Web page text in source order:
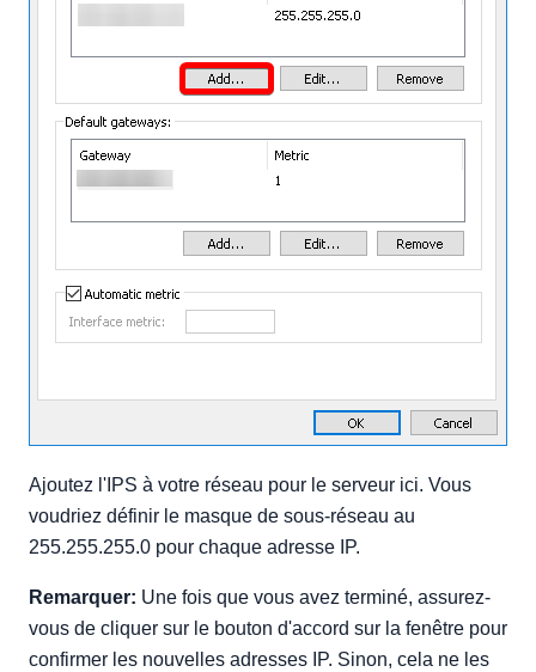
Ajoutez l'IPS à votre réseau pour le serveur ici. Vous
voudriez définir le masque de sous-réseau au
255.255.255.0 pour chaque adresse IP.
Remarquer: Une fois que vous avez terminé, assurez-
vous de cliquer sur le bouton d'accord sur la fenêtre pour
confirmer les nouvelles adresses IP. Sinon, cela ne les